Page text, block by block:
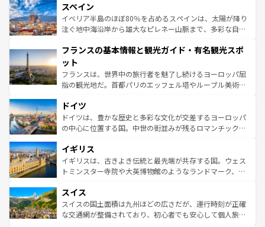
ろん、トスカーナの美しい田園風景やアマルフィ海岸の絶
景など、自然景観も見逃せない。観光の合間には、本場の
ピザやパスタなど、絶品のイタリア料理を堪能することも
ませてくれるイタリアで、忘れられない旅をしてみよう！
なお、新着のイタリア情報は
しい。
スペイン
イベリア半島のほぼ80％を占めるスペインは、太陽が降り
注ぐ地中海沿岸から雄大なピレネー山脈まで、多彩な自然
文化が根付くこの国では、情熱的なフラメンコ、熱気あふ
れる闘牛、そして美味しいタパスが生活の一部となってい
る。首都マドリードの洗練された雰囲気や、バルセロナの
アートに溢れた街角から、地方では古代ローマ遺跡や中世
せる。地方によって風土や気候が異なるスペインはその個
性で訪れる人を魅了する。 なお、新着のスペイン情報は コ
ンテンツ一覧を参照してほしい。
フランスの基本情報と観光ガイド・有名観光スポ
ット
フランスは、世界中の旅行者を魅了し続けるヨーロッパ屈
指の観光地だ。首都パリのエッフェル塔やルーブル美術館
で、幅広い魅力が詰まっている。華麗な宮殿、歴史的な大
聖堂、美しいビーチ、そして豊かな自然が、訪れる者を心
から魅了する。また、フランスは美食の国としても知ら
いる。シャンパンの発祥地であるランス、プロヴァンスの
香り高いラベンダー畑など、多彩な楽しみ方が可能だ。さ
らに、パリ以外の地域にも魅力が溢れており、どの街角に
れる地方に足を運ぶとそれぞれで全く異なる文化を体験で
きるだろう。 なお、新着のフランス情報はコンテンツ一覧
を参照してほしい。
ドイツ
ドイツは、豊かな歴史と多彩な文化が交差するヨーロッパ
の中心に位置する国。中世の街並みが残るロマンチック街
顔を持つこの国は、どこを歩いても飽きることがない。ベ
ルリンの文化的活気、バイエルン州のアルプスの絶景、そ
してライン川沿いのワイン畑といった風景は必見。ビール
は、お酒好きな人にはぜひ体験してほしい。 なお、新着の
ドイツ情報はコンテンツ一覧を参照してほしい。
イギリス
イギリスは、古きよき伝統と最先端が共存する国。ウェス
トミンスター寺院や大英博物館のようなランドマーク、歴
リアごとに異なる魅力がある。また、優雅なアフタヌーン
ティー、ビール好きにはたまらない英国パブ、サッカー観
戦など、本場だからこそできる体験も豊富。イギリスを旅
スイス
スイスの国土面積は九州ほどの広さだが、運行時刻が正確
な交通網が整備されており、初心者でも安心して個人旅行